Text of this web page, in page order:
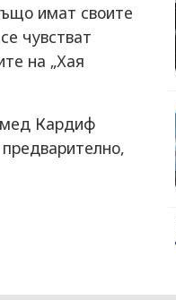
имат своите
чувстват
на „Хая
Кардиф